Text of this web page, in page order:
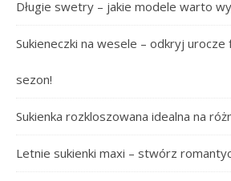
Długie swetry – jakie modele warto
Sukieneczki na wesele – odkryj urocze
sezon!
Sukienka rozkloszowana idealna na
Letnie sukienki maxi – stwórz